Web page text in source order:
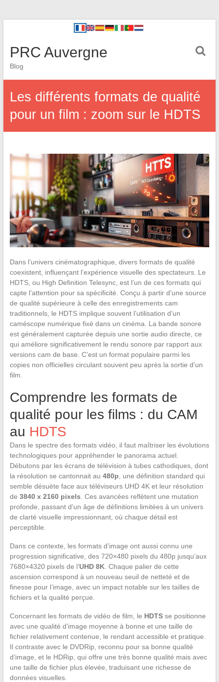
PRC Auvergne
Blog
Les différents formats de qualité
pour un film : zoom sur le HDTS
Dans l’univers cinématographique, divers formats de qualité
coexistent, influençant l’expérience visuelle des spectateurs. Le
HDTS, ou High Definition Telesync, est l’un de ces formats qui
capte l’attention pour sa spécificité. Conçu à partir d’une source
de qualité supérieure à celle des enregistrements cam
traditionnels, le HDTS implique souvent l’utilisation d’un
caméscope numérique fixé dans un cinéma. La bande sonore
est généralement capturée depuis une sortie audio directe, ce
qui améliore significativement le rendu sonore par rapport aux
versions cam de base. C’est un format populaire parmi les
copies non officielles circulant souvent peu après la sortie d’un
film.
Comprendre les formats de
qualité pour les films : du CAM
au HDTS
Dans le spectre des formats vidéo, il faut maîtriser les évolutions
technologiques pour appréhender le panorama actuel.
Débutons par les écrans de télévision à tubes cathodiques, dont
la résolution se cantonnait au 480p , une définition standard qui
semble désuète face aux téléviseurs UHD 4K et leur résolution
de 3840 x 2160 pixels . Ces avancées reflètent une mutation
profonde, passant d’un âge de définitions limitées à un univers
de clarté visuelle impressionnant, où chaque détail est
perceptible.
Dans ce contexte, les formats d’image ont aussi connu une
progression significative, des 720×480 pixels du 480p jusqu’aux
7680×4320 pixels de l’UHD 8K. Chaque palier de cette
ascension correspond à un nouveau seuil de netteté et de
finesse pour l’image, avec un impact notable sur les tailles de
fichiers et la qualité perçue.
Concernant les formats de vidéo de film, le HDTSse positionne
avec une qualité d’image moyenne à bonne et une taille de
fichier relativement contenue, le rendant accessible et pratique.
Il contraste avec le DVDRip, reconnu pour sa bonne qualité
d’image, et le HDRip, qui offre une très bonne qualité mais avec
une taille de fichier plus élevée, traduisant une richesse de
données visuelles.